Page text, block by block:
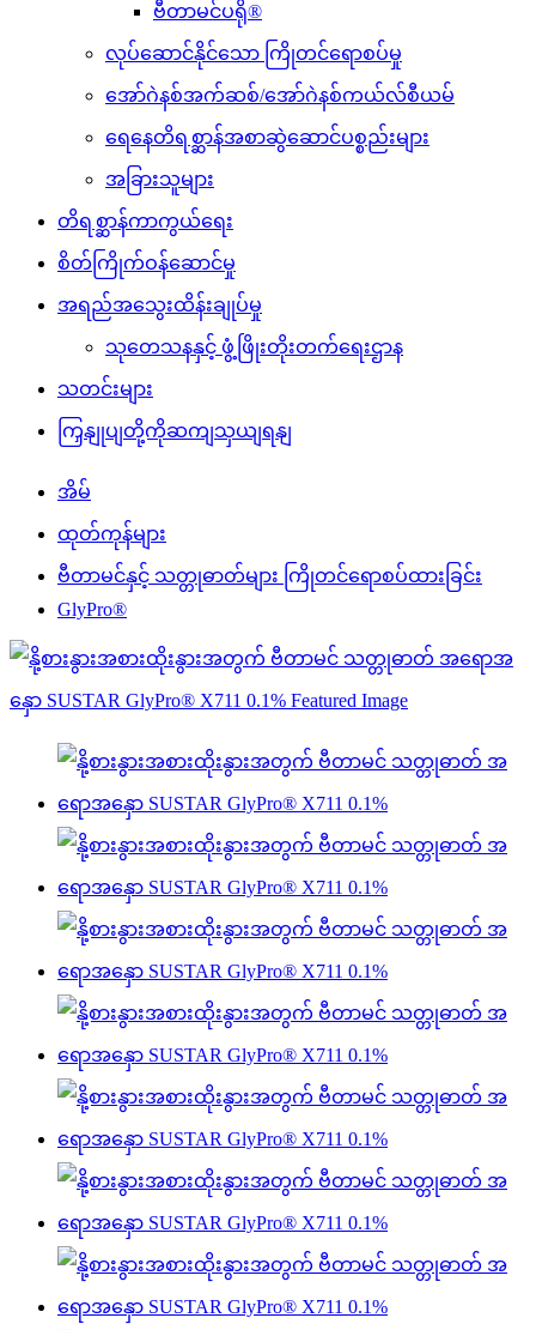
ဗီတာမင်ပရို®
လုပ်ဆောင်နိုင်သော ကြိုတင်ရောစပ်မှု
အော်ဂဲနစ်အက်ဆစ်/အော်ဂဲနစ်ကယ်လ်စီယမ်
ရေနေတိရစ္ဆာန်အစာဆွဲဆောင်ပစ္စည်းများ
အခြားသူများ
တိရစ္ဆာန်ကာကွယ်ရေး
စိတ်ကြိုက်ဝန်ဆောင်မှု
အရည်အသွေးထိန်းချုပ်မှု
သုတေသနနှင့် ဖွံ့ဖြိုးတိုးတက်ရေးဌာန
သတင်းများ
ကြှနျုပျတို့ကိုဆကျသှယျရနျ
အိမ်
ထုတ်ကုန်များ
ဗီတာမင်နှင့် သတ္တုဓာတ်များ ကြိုတင်ရောစပ်ထားခြင်း
GlyPro®